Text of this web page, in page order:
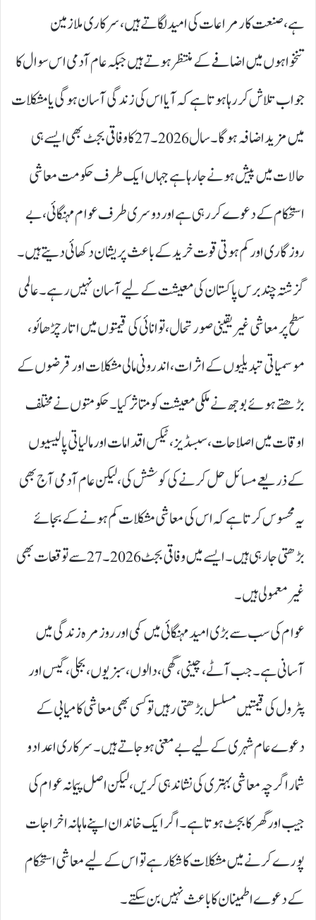
ہے، صنعت کار مراعات کی امید لگاتے ہیں، سرکاری ملازمین
تنخواہوں میں اضافے کے منتظر ہوتے ہیں جبکہ عام آدمی اس سوال کا
جواب تلاش کر رہا ہوتا ہے کہ آیا اس کی زندگی آسان ہوگی یا مشکلات
میں مزید اضافہ ہوگا۔ سال 2026۔27 کا وفاقی بجٹ بھی ایسے ہی
حالات میں پیش ہونے جا رہا ہے جہاں ایک طرف حکومت معاشی
استحکام کے دعوے کر رہی ہے اور دوسری طرف عوام مہنگائی، بے
روزگاری اور کم ہوتی قوت خرید کے باعث پریشان دکھائی دیتے ہیں۔
گزشتہ چند برس پاکستان کی معیشت کے لیے آسان نہیں رہے۔ عالمی
سطح پر معاشی غیر یقینی صورتحال، توانائی کی قیمتوں میں اتار چڑھائو،
موسمیاتی تبدیلیوں کے اثرات، اندرونی مالی مشکلات اور قرضوں کے
بڑھتے ہوئے بوجھ نے ملکی معیشت کو متاثر کیا۔ حکومتوں نے مختلف
اوقات میں اصلاحات، سبسڈیز، ٹیکس اقدامات اور مالیاتی پالیسیوں
کے ذریعے مسائل حل کرنے کی کوشش کی، لیکن عام آدمی آج بھی
یہ محسوس کرتا ہے کہ اس کی معاشی مشکلات کم ہونے کے بجائے
بڑھتی جا رہی ہیں۔ ایسے میں وفاقی بجٹ 2026۔27سے توقعات بھی
غیر معمولی ہیں۔
عوام کی سب سے بڑی امید مہنگائی میں کمی اور روزمرہ زندگی میں
آسانی ہے۔ جب آٹے، چینی، گھی، دالوں، سبزیوں، بجلی، گیس اور
پٹرول کی قیمتیں مسلسل بڑھتی رہیں تو کسی بھی معاشی کامیابی کے
دعوے عام شہری کے لیے بے معنی ہو جاتے ہیں۔ سرکاری اعداد و
شمار اگرچہ معاشی بہتری کی نشاندہی کریں، لیکن اصل پیمانہ عوام کی
جیب اور گھر کا بجٹ ہوتا ہے۔ اگر ایک خاندان اپنے ماہانہ اخراجات
پورے کرنے میں مشکلات کا شکار ہے تو اس کے لیے معاشی استحکام
کے دعوے اطمینان کا باعث نہیں بن سکتے۔